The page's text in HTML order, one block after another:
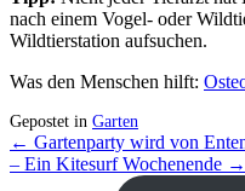
nach einem Vogel- oder
Wildtierstation aufsuchen.
Was den Menschen hilft:
Gepostet in Garten
← Gartenparty wird von
– Ein Kitesurf Wochenende →